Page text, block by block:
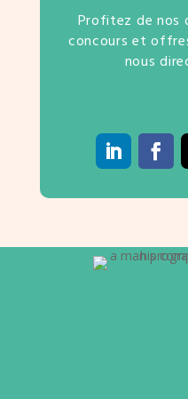
Profitez de nos
concours et
nous